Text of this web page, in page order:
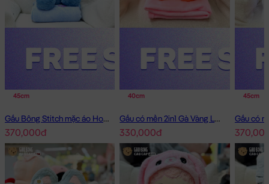
45cm
Gấu Bông Stitch mặc áo Hoodie Jean có mền 2in1
370,000đ
40cm
Gấu có mền 2in1 Gà Vàng Lông Smooth
330,000đ
45cm